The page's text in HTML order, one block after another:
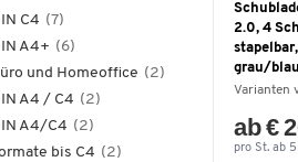
C4 (7)
A4+ (6)
und Homeoffice (2)
A4 / C4 (2)
A4/C4 (2)
bis C4 (2)
2.0, 4
grau/blau
Varianten
ab €
pro St. ab